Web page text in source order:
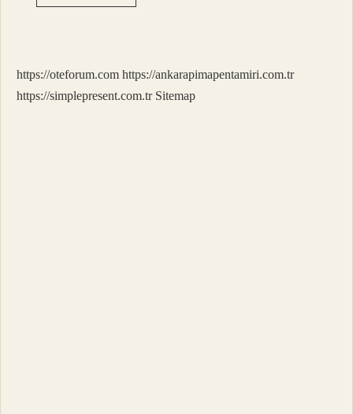
Kadınlara
https://oteforum.com https://ankarapimapentamiri.com.tr
https://simplepresent.com.tr Sitemap